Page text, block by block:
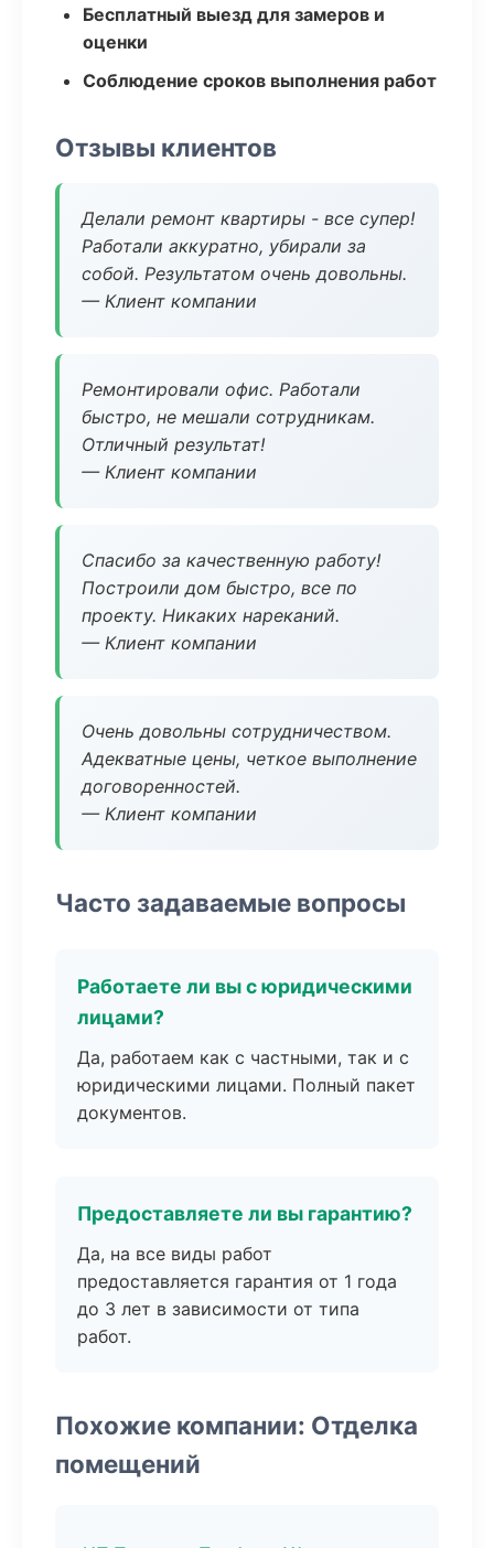
Бесплатный выезд для замеров и
оценки
Соблюдение сроков выполнения работ
Отзывы клиентов
Делали ремонт квартиры - все супер!
Работали аккуратно, убирали за
собой. Результатом очень довольны.
— Клиент компании
Ремонтировали офис. Работали
быстро, не мешали сотрудникам.
Отличный результат!
— Клиент компании
Спасибо за качественную работу!
Построили дом быстро, все по
проекту. Никаких нареканий.
— Клиент компании
Очень довольны сотрудничеством.
Адекватные цены, четкое выполнение
договоренностей.
— Клиент компании
Часто задаваемые вопросы
Работаете ли вы с юридическими
лицами?
Да, работаем как с частными, так и с
юридическими лицами. Полный пакет
документов.
Предоставляете ли вы гарантию?
Да, на все виды работ
предоставляется гарантия от 1 года
до 3 лет в зависимости от типа
работ.
Похожие компании: Отделка
помещений